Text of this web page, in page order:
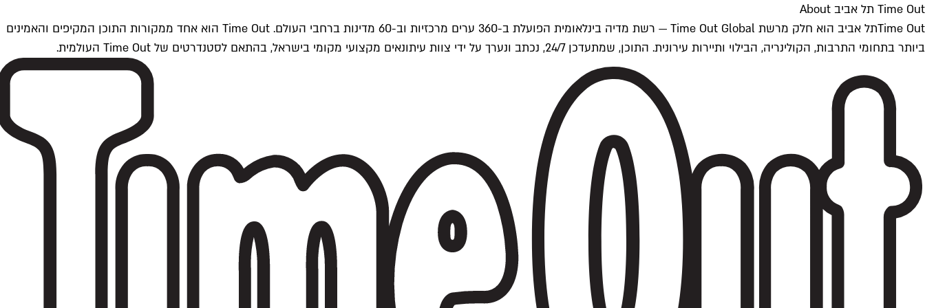
Time Out תל אביב About
Time Outתל אביב הוא חלק מרשת Time Out Global — רשת מדיה בינלאומית הפועלת ב-360 ערים מרכזיות וב-60 מדינות ברחבי העולם. Time Out הוא אחד ממקורות התוכן המקיפים והאמינים
ביותר בתחומי התרבות, הקולינריה, הבילוי ותיירות עירונית. התוכן, שמתעדכן 24/7, נכתב ונערך על ידי צוות עיתונאים מקצועי מקומי בישראל, בהתאם לסטנדרטים של Time Out העולמית.